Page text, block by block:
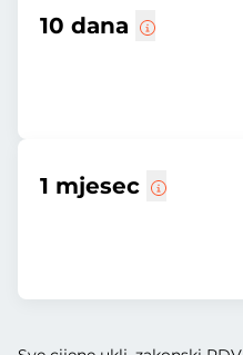
10 dana
1 mjesec